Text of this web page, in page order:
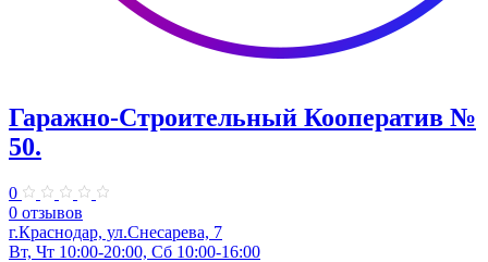
Гаражно-Строительный Кооператив №
50.
0
0 отзывов
г.Краснодар, ул.Снесарева, 7
Вт, Чт 10:00-20:00, Сб 10:00-16:00